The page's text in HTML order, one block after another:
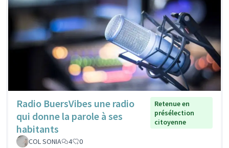
Radio BuersVibes une radio
qui donne la parole à ses
habitants
Retenue en
présélection
citoyenne
COL SONIA 4 0